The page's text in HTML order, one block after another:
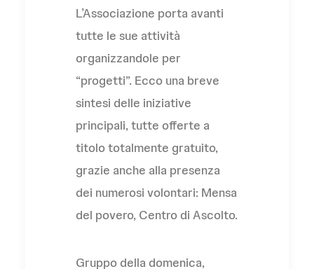
L’Associazione porta avanti
tutte le sue attività
organizzandole per
“progetti”. Ecco una breve
sintesi delle iniziative
principali, tutte offerte a
titolo totalmente gratuito,
grazie anche alla presenza
dei numerosi volontari: Mensa
del povero, Centro di Ascolto.
Gruppo della domenica,